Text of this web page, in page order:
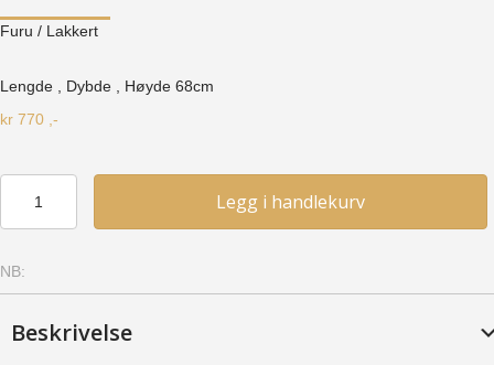
Furu / Lakkert
Lengde , Dybde , Høyde 68cm
kr 770 ,-
smal
-
68
Furu,
Legg i handlekurv
NB:
Beskrivelse